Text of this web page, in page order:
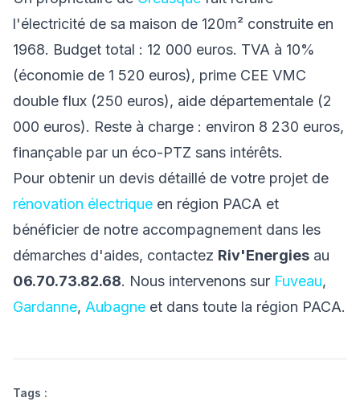
l'électricité de sa maison de 120m² construite en
1968. Budget total : 12 000 euros. TVA à 10%
(économie de 1 520 euros), prime CEE VMC
double flux (250 euros), aide départementale (2
000 euros). Reste à charge : environ 8 230 euros,
finançable par un éco-PTZ sans intérêts.
Pour obtenir un devis détaillé de votre projet de
rénovation électrique en région PACA et
bénéficier de notre accompagnement dans les
démarches d'aides, contactez Riv'Energies au
06.70.73.82.68. Nous intervenons sur Fuveau,
Gardanne, Aubagne et dans toute la région PACA.
Tags :